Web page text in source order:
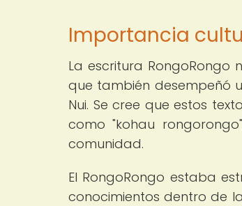
Importancia
La escritura RongoRongo
que también desempeñó
Nui. Se cree que estos
como "kohau
comunidad.
El RongoRongo estaba
conocimientos dentro de